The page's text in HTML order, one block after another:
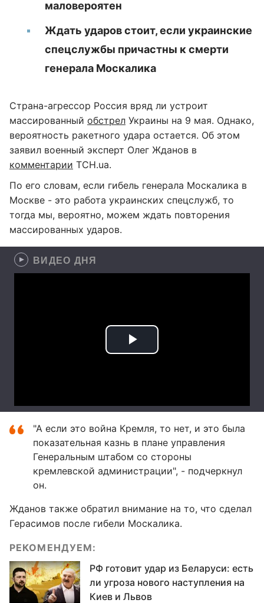
маловероятен
Ждать ударов стоит, если украинские
спецслужбы причастны к смерти
генерала Москалика
Страна-агрессор Россия вряд ли устроит
массированный обстрел Украины на 9 мая. Однако,
вероятность ракетного удара остается. Об этом
заявил военный эксперт Олег Жданов в
комментарии ТСН.ua.
По его словам, если гибель генерала Москалика в
Москве - это работа украинских спецслужб, то
тогда мы, вероятно, можем ждать повторения
массированных ударов.
ВИДЕО ДНЯ
"А если это война Кремля, то нет, и это была
показательная казнь в плане управления
Генеральным штабом со стороны
кремлевской администрации", - подчеркнул
он.
Жданов также обратил внимание на то, что сделал
Герасимов после гибели Москалика.
РЕКОМЕНДУЕМ:
РФ готовит удар из Беларуси: есть
ли угроза нового наступления на
Киев и Львов